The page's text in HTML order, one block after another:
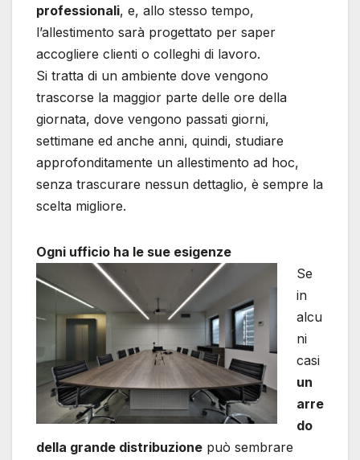
professionali, e, allo stesso tempo,
l’allestimento sarà progettato per saper
accogliere clienti o colleghi di lavoro.
Si tratta di un ambiente dove vengono
trascorse la maggior parte delle ore della
giornata, dove vengono passati giorni,
settimane ed anche anni, quindi, studiare
approfonditamente un allestimento ad hoc,
senza trascurare nessun dettaglio, è sempre la
scelta migliore.
Ogni ufficio ha le sue esigenze
Se
in
alcu
ni
casi
un
arre
do
della grande distribuzione può sembrare